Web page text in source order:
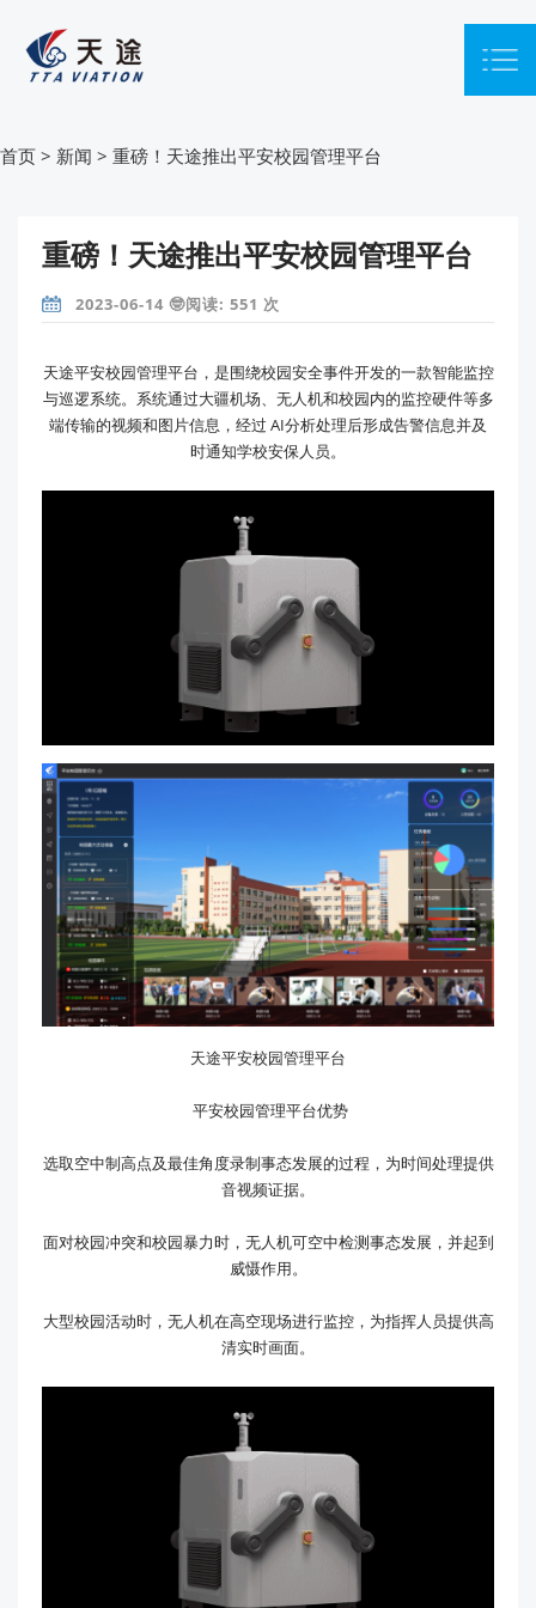
首页 > 新闻 > 重磅！天途推出平安校园管理平台
重磅！天途推出平安校园管理平台
2023-06-14 🤓阅读: 551 次
天途平安校园管理平台，是围绕校园安全事件开发的一款智能监控
与巡逻系统。系统通过大疆机场、无人机和校园内的监控硬件等多
端传输的视频和图片信息，经过 AI分析处理后形成告警信息并及
时通知学校安保人员。
天途平安校园管理平台
平安校园管理平台优势
选取空中制高点及最佳角度录制事态发展的过程，为时间处理提供
音视频证据。
面对校园冲突和校园暴力时，无人机可空中检测事态发展，并起到
威慑作用。
大型校园活动时，无人机在高空现场进行监控，为指挥人员提供高
清实时画面。